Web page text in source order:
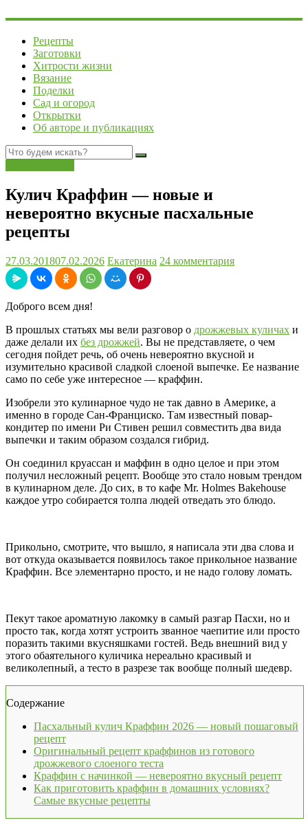
Рецепты
Заготовки
Хитрости жизни
Вязание
Поделки
Сад и огород
Открытки
Об авторе и публикациях
Кулич Краффин — новые и
невероятно вкусные пасхальные
рецепты
27.03.201807.02.2026 Екатерина 24 комментария
Доброго всем дня!
В прошлых статьях мы вели разговор о дрожжевых куличах и
даже делали их без дрожжей. Вы не представляете, о чем
сегодня пойдет речь, об очень невероятно вкусной и
изумительно красивой сладкой слоеной выпечке. Ее название
само по себе уже интересное — краффин.
Изобрели это кулинарное чудо не так давно в Америке, а
именно в городе Сан-Франциско. Там известный повар-
кондитер по имени Ри Стивен решил совместить два вида
выпечки и таким образом создался гибрид.
Он соединил круассан и маффин в одно целое и при этом
получил несложный рецепт. Вообще это стало новым трендом
в кулинарном деле. До сих, в то кафе Mr. Holmes Bakehouse
каждое утро собирается толпа людей отведать это блюдо.
Прикольно, смотрите, что вышло, я написала эти два слова и
вот откуда оказывается появилось такое прикольное название
Краффин. Все элементарно просто, и не надо голову ломать.
Пекут такое ароматную лакомку в самый разгар Пасхи, но и
просто так, когда хотят устроить званное чаепитие или просто
поразить такими вкусняшками гостей. Ведь внешний вид у
этого обаятельного куличика нереально красивый и
великолепный, а тесто в разрезе так вообще полный шедевр.
Содержание
Пасхальный кулич Краффин 2026 — новый пошаговый
рецепт
Оригинальный рецепт краффинов из готового
дрожжевого слоеного теста
Краффин с начинкой — невероятно вкусный рецепт
Как приготовить краффин в домашних условиях?
Самые вкусные рецепты